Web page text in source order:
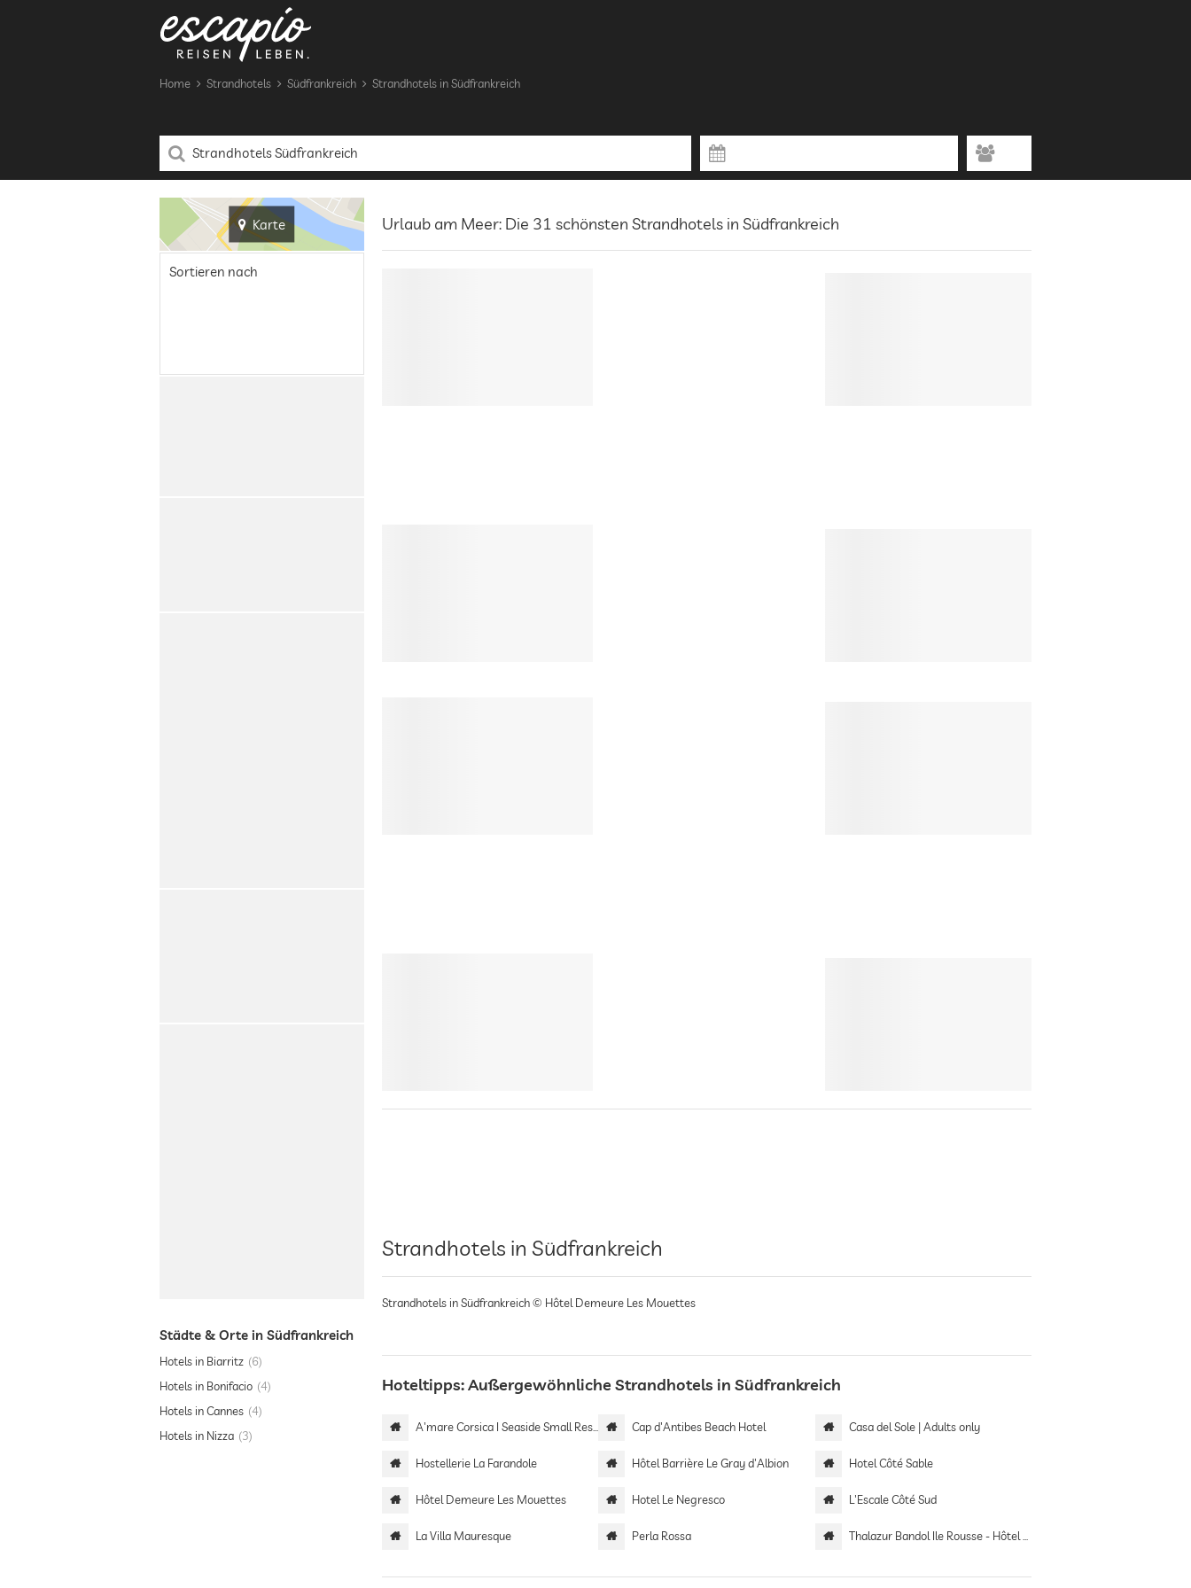
Home Strandhotels Südfrankreich Strandhotels in Südfrankreich
Karte Urlaub am Meer: Die 31 schönsten Strandhotels in Südfrankreich
Sortieren nach
Städte & Orte in Südfrankreich
Hotels in Biarritz
6
Hotels in Bonifacio 4
Hotels in Cannes 4
Hotels in Nizza
3
Strandhotels in Südfrankreich
Strandhotels in Südfrankreich © Hôtel Demeure Les Mouettes
Hoteltipps: Außergewöhnliche Strandhotels in Südfrankreich
A'mare Corsica I Seaside Small Resort Cap d'Antibes Beach Hotel Casa del Sole | Adults only
Hostellerie La Farandole Hôtel Barrière Le Gray d'Albion Hotel Côté Sable
Hôtel Demeure Les Mouettes Hotel Le Negresco L'Escale Côté Sud
La Villa Mauresque Perla Rossa Thalazur Bandol Ile Rousse - Hôtel & Spa